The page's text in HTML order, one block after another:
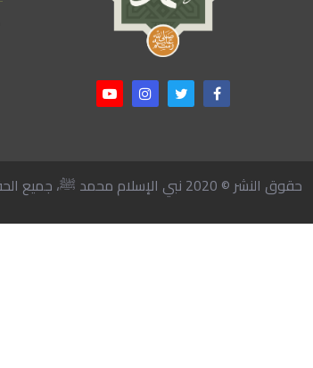
حقوق النشر © 2020 نبي الإسلام محمد ﷺ، جميع الحقوق محفوظة